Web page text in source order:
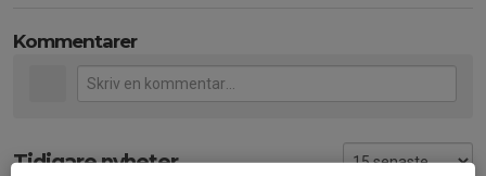
Kommentarer
Tidigare nyheter